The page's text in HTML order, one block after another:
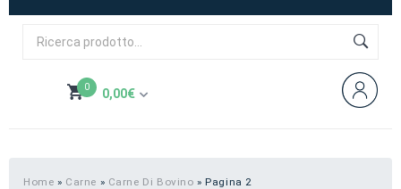
BOX
FORMAGGI
Pecora
A pezzi
Carne di maiale
BBQ
0 0,00€
Subtotale:
Home » Carne » Carne Di Bovino »Pagina 2